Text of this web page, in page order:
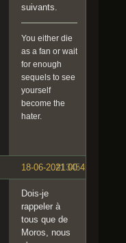
suivants.
You either die
as a fan or wait
for enough
sequels to see
yourself
become the
hater.
#1345
18-06-2021 00:45:55
Dois-je
rappeler à
tous que de
Moros, nous